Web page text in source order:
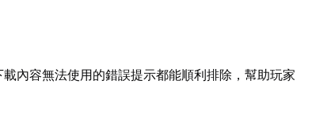
內容無法使用的錯誤提示都能順利排除，幫助玩家